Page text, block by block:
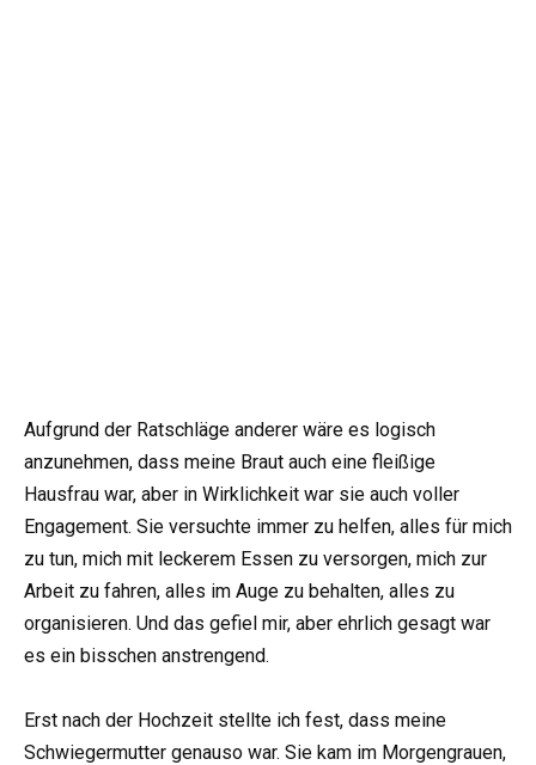
Aufgrund der Ratschläge anderer wäre es logisch
anzunehmen, dass meine Braut auch eine fleißige
Hausfrau war, aber in Wirklichkeit war sie auch voller
Engagement. Sie versuchte immer zu helfen, alles für mich
zu tun, mich mit leckerem Essen zu versorgen, mich zur
Arbeit zu fahren, alles im Auge zu behalten, alles zu
organisieren. Und das gefiel mir, aber ehrlich gesagt war
es ein bisschen anstrengend.
Erst nach der Hochzeit stellte ich fest, dass meine
Schwiegermutter genauso war. Sie kam im Morgengrauen,